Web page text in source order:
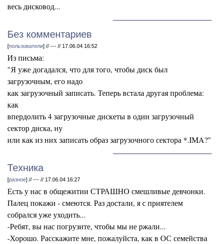
весь дисковод...
Без комментариев
[пользователи] // --- // 17.06.04 16:52
Из письма:
"Я уже догадался, что для того, чтобы диск был
загрузочным, его надо
как загрузочный записать. Теперь встала другая проблема:
как
впердолить 4 загрузочные дискеты в один загрузочный
сектор диска, ну
или как из них записать образ загрузочного сектора *.IMA?"
Техника
[разное] // --- // 17.06.04 16:27
Есть у нас в общежитии СТРАШНО смешливые девчонки.
Палец покажи - смеются. Раз достали, я с приятелем
собрался уже уходить...
-Ребят, вы нас погрузите, чтобы мы не ржали...
-Хорошо. Расскажите мне, пожалуйста, как в ОС семейства